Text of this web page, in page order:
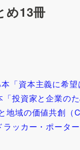
め13冊
「資本主義に希望
投資家と企業の
地域の価値共創（
ッカー・ポータ